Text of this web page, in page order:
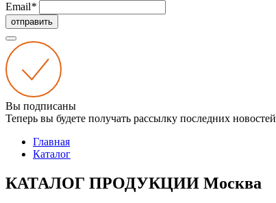
Email*
отправить
Вы подписаны
Теперь вы будете получать рассылку последних новостей
Главная
Каталог
КАТАЛОГ ПРОДУКЦИИ Москва